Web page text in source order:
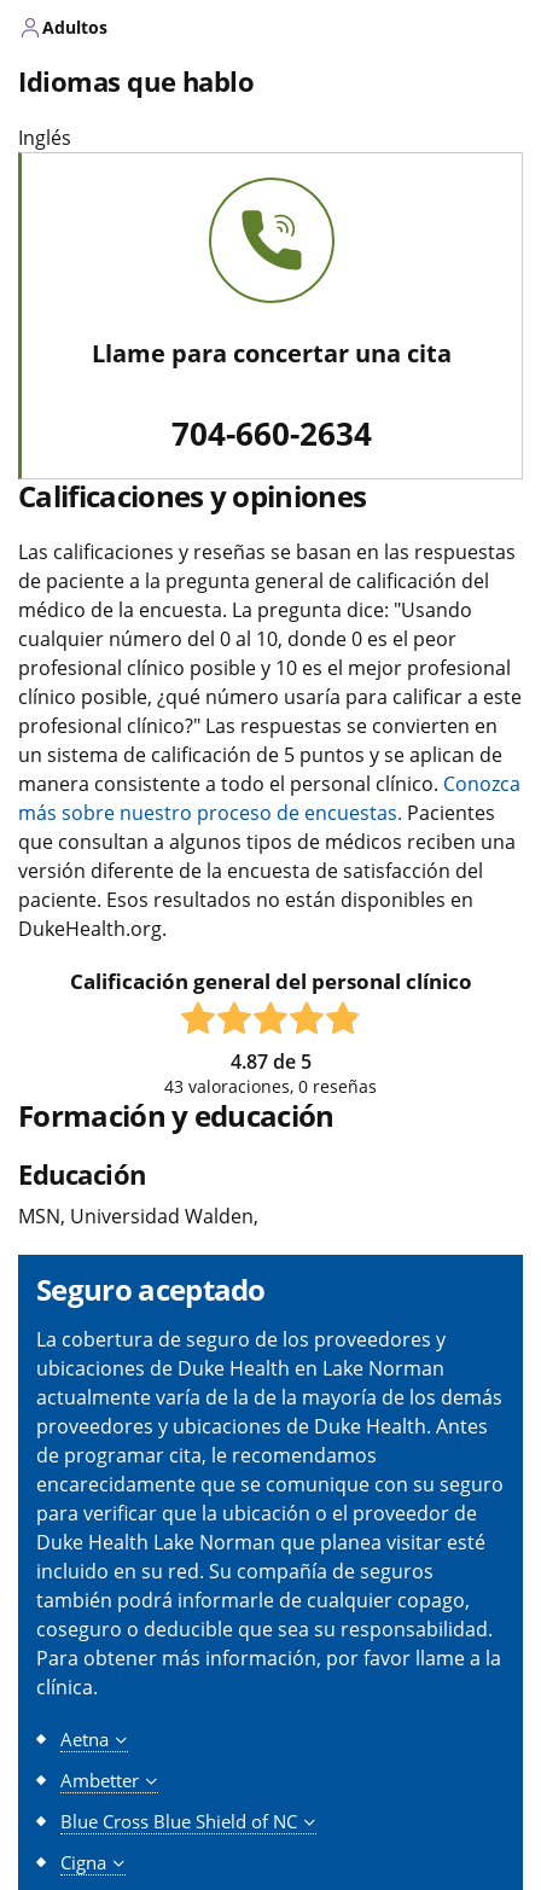
Adultos
Idiomas que hablo
Inglés
Llame para concertar una cita
704-660-2634
Calificaciones y opiniones
Las calificaciones y reseñas se basan en las respuestas
de paciente a la pregunta general de calificación del
médico de la encuesta. La pregunta dice: "Usando
cualquier número del 0 al 10, donde 0 es el peor
profesional clínico posible y 10 es el mejor profesional
clínico posible, ¿qué número usaría para calificar a este
profesional clínico?" Las respuestas se convierten en
un sistema de calificación de 5 puntos y se aplican de
manera consistente a todo el personal clínico. Conozca
más sobre nuestro proceso de encuestas. Pacientes
que consultan a algunos tipos de médicos reciben una
versión diferente de la encuesta de satisfacción del
paciente. Esos resultados no están disponibles en
DukeHealth.org.
Calificación general del personal clínico
4.87de 5
43 valoraciones, 0 reseñas
Formación y educación
Educación
MSN, Universidad Walden,
Seguro aceptado
La cobertura de seguro de los proveedores y
ubicaciones de Duke Health en Lake Norman
actualmente varía de la de la mayoría de los demás
proveedores y ubicaciones de Duke Health. Antes
de programar cita, le recomendamos
encarecidamente que se comunique con su seguro
para verificar que la ubicación o el proveedor de
Duke Health Lake Norman que planea visitar esté
incluido en su red. Su compañía de seguros
también podrá informarle de cualquier copago,
coseguro o deducible que sea su responsabilidad.
Para obtener más información, por favor llame a la
clínica.
Aetna
Ambetter
Blue Cross Blue Shield of NC
Cigna